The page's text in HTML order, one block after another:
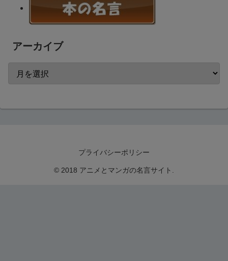
アーカイブ
プライバシーポリシー
© 2018 アニメとマンガの名言サイト.